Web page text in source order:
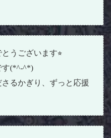
うございます⭐︎
す(*^-^*)
るかぎり、ずっと応援